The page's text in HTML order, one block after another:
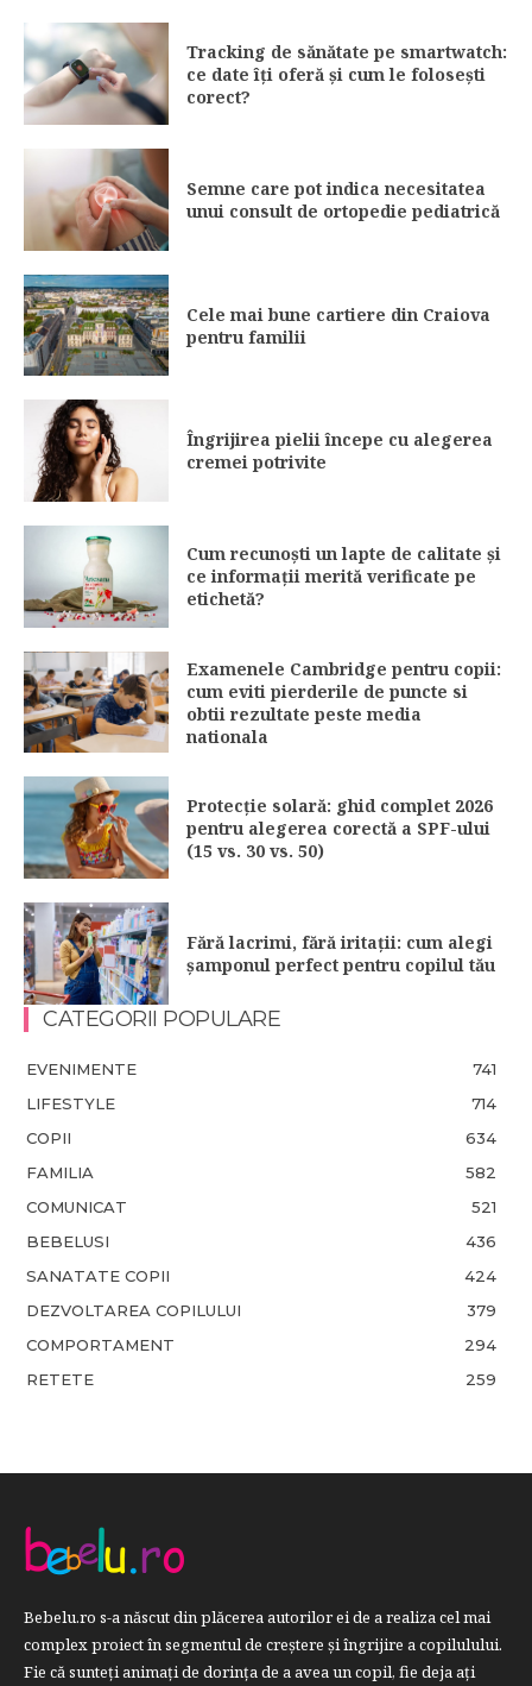
Tracking de sănătate pe smartwatch:
ce date îți oferă și cum le folosești
corect?
Semne care pot indica necesitatea
unui consult de ortopedie pediatrică
Cele mai bune cartiere din Craiova
pentru familii
Îngrijirea pielii începe cu alegerea
cremei potrivite
Cum recunoști un lapte de calitate și
ce informații merită verificate pe
etichetă?
Examenele Cambridge pentru copii:
cum eviti pierderile de puncte si
obtii rezultate peste media
nationala
Protecție solară: ghid complet 2026
pentru alegerea corectă a SPF-ului
(15 vs. 30 vs. 50)
Fără lacrimi, fără iritații: cum alegi
șamponul perfect pentru copilul tău
CATEGORII POPULARE
EVENIMENTE
741
LIFESTYLE
714
COPII
634
FAMILIA
582
COMUNICAT
521
BEBELUSI
436
SANATATE COPII
424
DEZVOLTAREA COPILULUI
379
COMPORTAMENT
294
RETETE
259
Bebelu.ro s-a născut din plăcerea autorilor ei de a realiza cel mai
complex proiect în segmentul de creştere şi îngrijire a copilulului.
Fie că sunteţi animaţi de dorinţa de a avea un copil, fie deja aţi